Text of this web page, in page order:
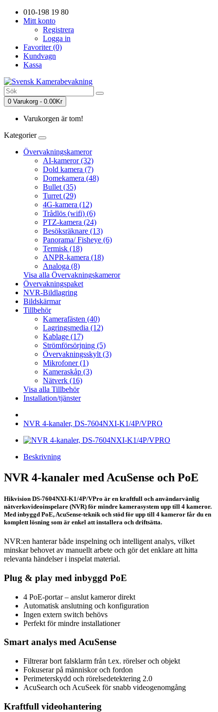
010-198 19 80
Mitt konto
Registrera
Logga in
Favoriter (0)
Kundvagn
Kassa
0 Varukorg - 0.00Kr
Varukorgen är tom!
Kategorier
Övervakningskameror
AI-kameror (32)
Dold kamera (7)
Domekamera (48)
Bullet (35)
Turret (29)
4G-kamera (12)
Trådlös (wifi) (6)
PTZ-kamera (24)
Besöksräknare (13)
Panorama/ Fisheye (6)
Termisk (18)
ANPR-kamera (18)
Analoga (8)
Visa alla Övervakningskameror
Övervakningspaket
NVR-Bildlagring
Bildskärmar
Tillbehör
Kamerafästen (40)
Lagringsmedia (12)
Kablage (17)
Strömförsörjning (5)
Övervakningsskylt (3)
Mikrofoner (1)
Kameraskåp (3)
Nätverk (16)
Visa alla Tillbehör
Installation/tjänster
NVR 4-kanaler, DS-7604NXI-K1/4P/VPRO
Beskrivning
NVR 4-kanaler med AcuSense och PoE
Hikvision DS-7604NXI-K1/4P/VPro är en kraftfull och användarvänlig
nätverksvideoinspelare (NVR) för mindre kamerasystem upp till 4 kameror.
Med inbyggd PoE, AcuSense-teknik och stöd för upp till 4 kameror får du en
komplett lösning som är enkel att installera och driftsätta.
NVR:en hanterar både inspelning och intelligent analys, vilket
minskar behovet av manuellt arbete och gör det enklare att hitta
relevanta händelser i inspelat material.
Plug & play med inbyggd PoE
4 PoE-portar – anslut kameror direkt
Automatisk anslutning och konfiguration
Ingen extern switch behövs
Perfekt för mindre installationer
Smart analys med AcuSense
Filtrerar bort falsklarm från t.ex. rörelser och objekt
Fokuserar på människor och fordon
Perimeterskydd och rörelsedetektering 2.0
AcuSearch och AcuSeek för snabb videogenomgång
Kraftfull videohantering